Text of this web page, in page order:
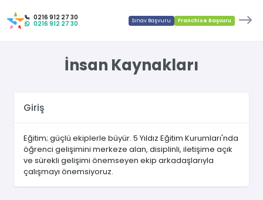
0216 912 27 30
0216 912 27 30 Sınav Başvuru Franchise Başvuru
İnsan Kaynakları
Giriş
Eğitim; güçlü ekiplerle büyür. 5 Yıldız Eğitim Kurumları'nda
öğrenci gelişimini merkeze alan, disiplinli, iletişime açık
ve sürekli gelişimi önemseyen ekip arkadaşlarıyla
çalışmayı önemsiyoruz.